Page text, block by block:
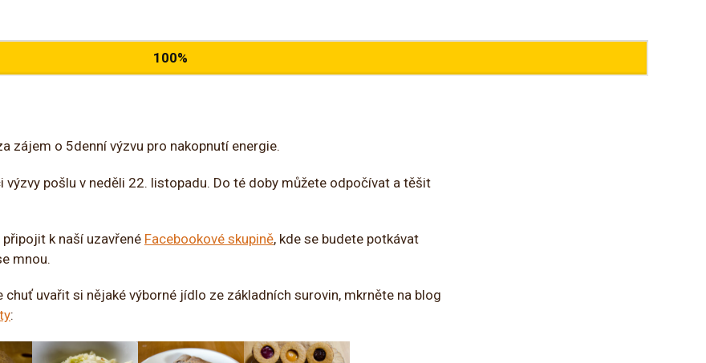
100%
zájem o 5denní výzvu pro nakopnutí energie.
výzvy pošlu v neděli 22. listopadu. Do té doby můžete odpočívat a těšit
k naší uzavřené Facebookové skupině, kde se budete potkávat
mnou.
uvařit si nějaké výborné jídlo ze základních surovin, mkrněte na blog
: